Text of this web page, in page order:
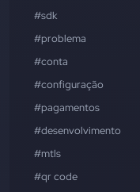
#sdk
#problema
#conta
#configuração
#pagamentos
#desenvolvimento
#mtls
#qr code